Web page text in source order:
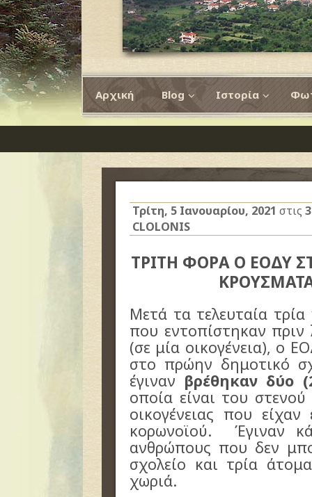
Αρχική Blog Ιστορία
Τρίτη, 5 Ιανουαρίου, 2021 στις
CLOLONIS
ΤΡΙΤΗ ΦΟΡΑ Ο ΕΟΔΥ
Μετά τα τελευταία
που εντοπίστηκαν πριν
(σε μία οικογένεια), ο
στο πρώην δημοτικό
έγιναν βρέθηκαν δύο
οποία είναι του
οικογένειας που
κορωνοϊού. Έγιναν
ανθρώπους που δεν
σχολείο και τρία
χωριά.